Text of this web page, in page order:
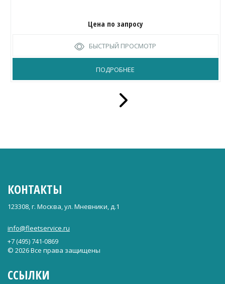
Цена по запросу
БЫСТРЫЙ ПРОСМОТР
ПОДРОБНЕЕ
КОНТАКТЫ
123308, г. Москва, ул. Мневники, д.1
info@fleetservice.ru
+7 (495) 741-0869
© 2026 Все права защищены
ССЫЛКИ